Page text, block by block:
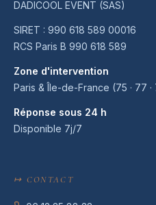
DADICOOL EVENT (SAS)
SIRET : 990 618 589 00016
RCS Paris B 990 618 589
Zone d'intervention
Paris & Île-de-France (75 · 77 ·
Réponse sous 24 h
Disponible 7j/7
↦ CONTACT